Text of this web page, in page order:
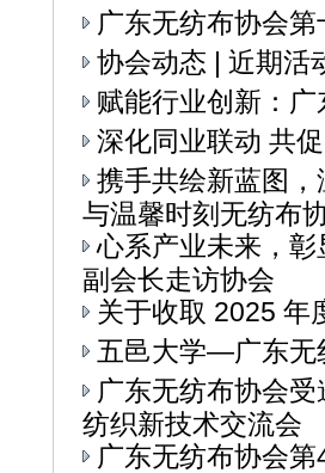
广东无纺布协会
协会动态 | 近期
赋能行业创新：
深化同业联动 共
携手共绘新蓝图
与温馨时刻无纺布
心系产业未来，
副会长走访协会
关于收取 2025 年
五邑大学—广东无
广东无纺布协会
纺织新技术交流会
广东无纺布协会